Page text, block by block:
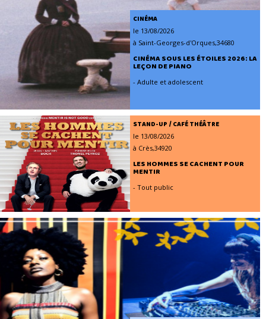
CINÉMA
le 13/08/2026
à Saint-Georges-d'Orques,34680
CINÉMA SOUS LES ÉTOILES 2026: LA
LEÇON DE PIANO
- Adulte et adolescent
STAND-UP / CAFÉ THÉÂTRE
le 13/08/2026
à Crès,34920
LES HOMMES SE CACHENT POUR
MENTIR
- Tout public